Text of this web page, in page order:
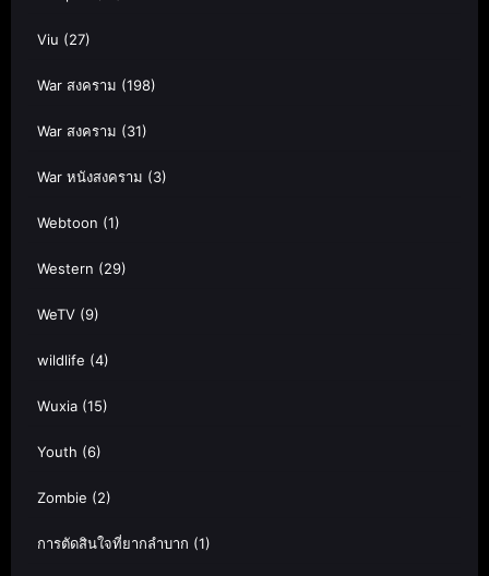
Viu (27)
War สงคราม (198)
War สงคราม (31)
War หนังสงคราม (3)
Webtoon (1)
Western (29)
WeTV (9)
wildlife (4)
Wuxia (15)
Youth (6)
Zombie (2)
การตัดสินใจที่ยากลำบาก (1)